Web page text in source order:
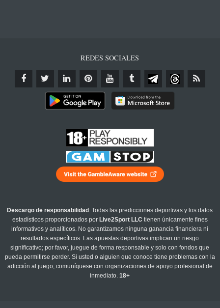
REDES SOCIALES
Descargo de responsabilidad : Todas las predicciones deportivas y los datos
estadísticos proporcionados por Live2Sport LLC tienen únicamente fines
informativos y analíticos. No garantizamos ninguna ganancia financiera ni
resultados específicos. Las apuestas deportivas implican un riesgo
significativo; por favor, juegue de forma responsable y solo con fondos que
pueda permitirse perder. Si usted o alguien que conoce tiene problemas con la
adicción al juego, comuníquese con organizaciones de apoyo profesional de
inmediato.18+